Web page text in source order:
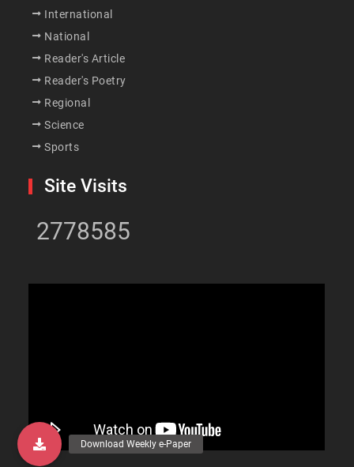
International
National
Reader's Article
Reader's Poetry
Regional
Science
Sports
Site Visits
2778585